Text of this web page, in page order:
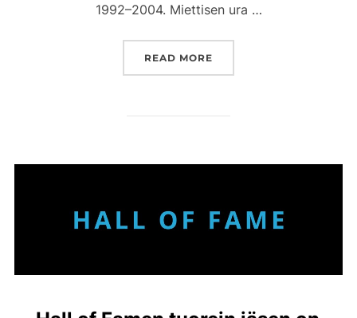
1992–2004. Miettisen ura …
READ MORE